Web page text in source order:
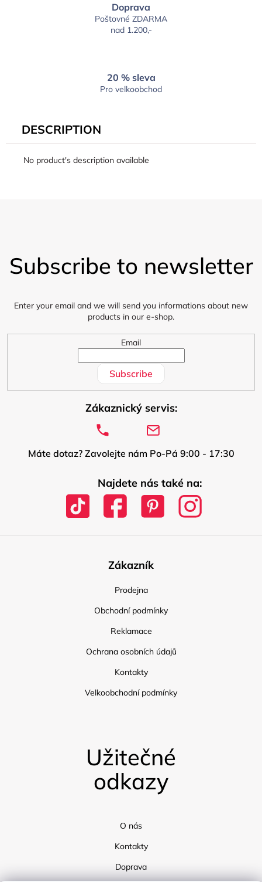
Doprava
Poštovné ZDARMA
nad 1.200,-
20 % sleva
Pro velkoobchod
DESCRIPTION
No product's description available
Subscribe to newsletter
Enter your email and we will send you informations about new
products in our e-shop.
Email
Subscribe
Zákaznický servis:
Máte dotaz? Zavolejte nám Po-Pá 9:00 - 17:30
Najdete nás také na:
Zákazník
Prodejna
Obchodní podmínky
Reklamace
Ochrana osobních údajů
Kontakty
Velkoobchodní podmínky
Užitečné
odkazy
O nás
Kontakty
Doprava